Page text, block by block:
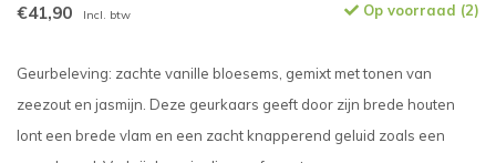
€41,90 Incl. btw Op voorraad (2)
Geurbeleving: zachte vanille bloesems, gemixt met tonen van
zeezout en jasmijn. Deze geurkaars geeft door zijn brede houten
lont een brede vlam en een zacht knapperend geluid zoals een